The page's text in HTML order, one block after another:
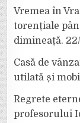
Vremea în
torențiale
dimineață.
Casă de
utilată și
Regrete
profesorului